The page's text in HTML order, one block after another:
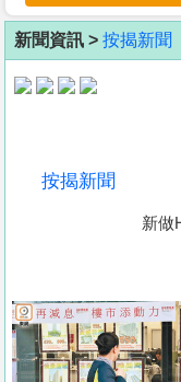
客
地
產
置
業
新聞資訊 > 按揭新聞
按揭新聞
新做